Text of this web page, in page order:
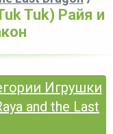
Tuk) Райя и
Игрушки
and the Last